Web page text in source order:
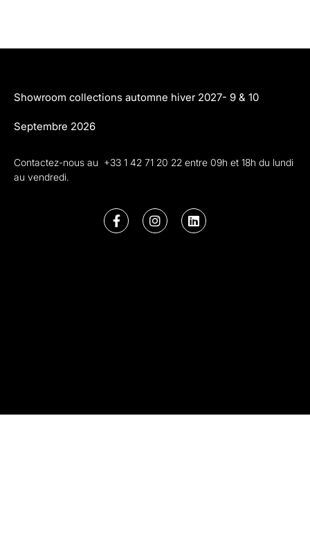
Showroom collections automne hiver 2027- 9 & 10
Septembre 2026
Contactez-nous au +33 1 42 71 20 22 entre 09h et 18h du lundi
au vendredi.